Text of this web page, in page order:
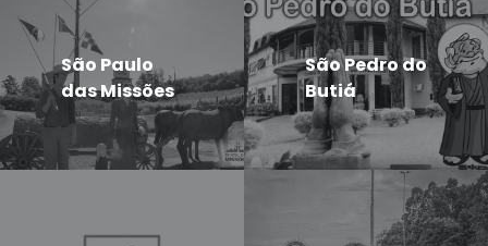
São Paulo
das Missões
São Pedro do
Butiá